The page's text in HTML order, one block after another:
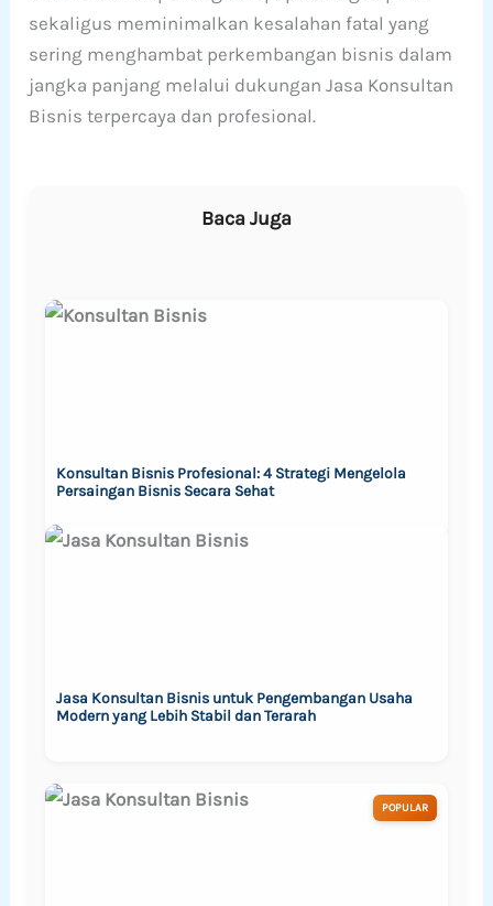
sekaligus meminimalkan kesalahan fatal yang
sering menghambat perkembangan bisnis dalam
jangka panjang melalui dukungan Jasa Konsultan
Bisnis terpercaya dan profesional.
Baca Juga
Konsultan Bisnis Profesional: 4 Strategi Mengelola
Persaingan Bisnis Secara Sehat
Jasa Konsultan Bisnis untuk Pengembangan Usaha
Modern yang Lebih Stabil dan Terarah
POPULAR